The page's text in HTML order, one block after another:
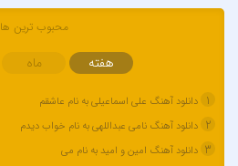
آراز
آران براتی و ایمان حمیدی
محبوب ترین ها
هفته ماه
1 دانلود آهنگ علی اسماعیلی به نام عاشقم
2 دانلود آهنگ نامی عبداللهی به نام خواب دیدم
3 دانلود آهنگ امین و امید به نام می